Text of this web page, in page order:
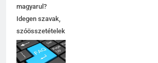
magyarul?
Idegen szavak,
szóösszetételek
jelentése,
magyarázata,